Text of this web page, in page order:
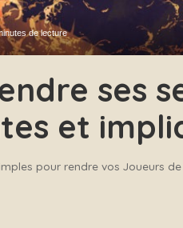
de lecture
ses
et
pour rendre vos Joueurs